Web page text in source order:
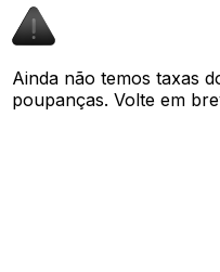
Ainda não temos taxas
poupanças. Volte em